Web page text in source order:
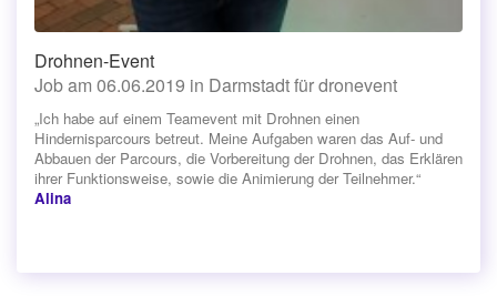
Drohnen-Event
Job am 06.06.2019 in Darmstadt für dronevent
„Ich habe auf einem Teamevent mit Drohnen einen
Hindernisparcours betreut. Meine Aufgaben waren das Auf- und
Abbauen der Parcours, die Vorbereitung der Drohnen, das Erklären
ihrer Funktionsweise, sowie die Animierung der Teilnehmer.“
Alina